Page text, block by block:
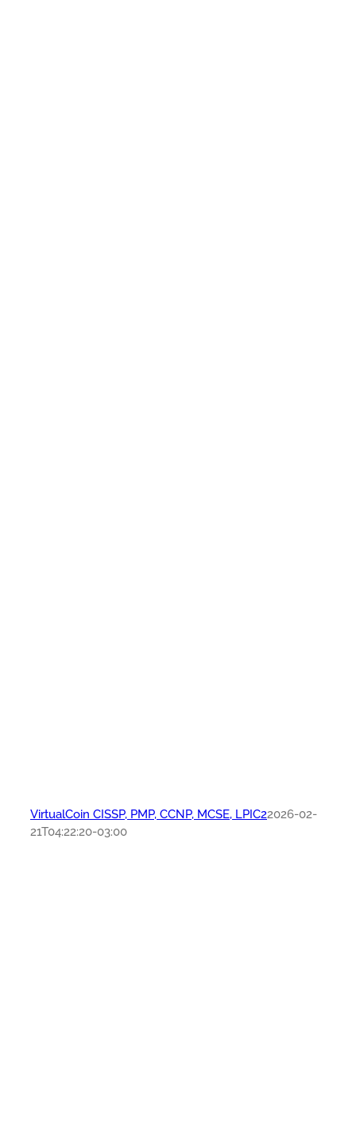
VirtualCoin CISSP, PMP, CCNP, MCSE, LPIC22026-02-
21T04:22:20-03:00